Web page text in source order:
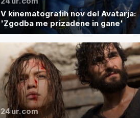
V kinematografih nov del Avatarja:
'Zgodba me prizadene in gane'
24ur.com